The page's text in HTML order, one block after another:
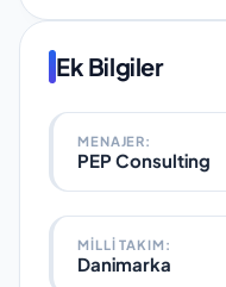
Ek Bilgiler
MENAJER:
PEP Consulting
MILLI TAKIM :
Danimarka